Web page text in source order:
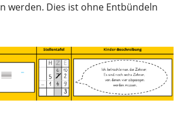
werden. Dies ist ohne Entbündeln